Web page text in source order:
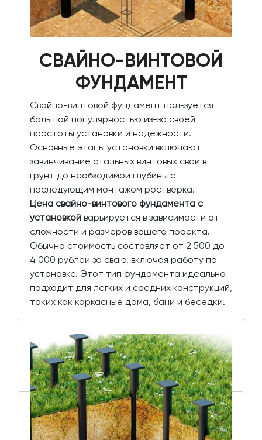
СВАЙНО-ВИНТОВОЙ
ФУНДАМЕНТ
Свайно-винтовой фундамент пользуется
большой популярностью из-за своей
простоты установки и надежности.
Основные этапы установки включают
завинчивание стальных винтовых свай в
грунт до необходимой глубины с
последующим монтажом ростверка.
Цена свайно-винтового фундамента с
установкой варьируется в зависимости от
сложности и размеров вашего проекта.
Обычно стоимость составляет от 2 500 до
4 000 рублей за сваю, включая работу по
установке. Этот тип фундамента идеально
подходит для легких и средних конструкций,
таких как каркасные дома, бани и беседки.